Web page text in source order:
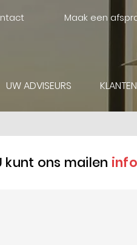
Maak een
UW ADVISEURS
kunt ons mailen